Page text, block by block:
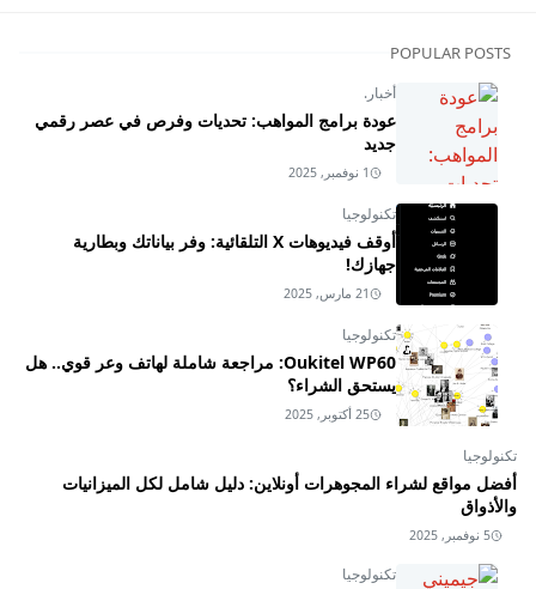
POPULAR POSTS
أخبار.
عودة برامج المواهب: تحديات وفرص في عصر رقمي
جديد
1 نوفمبر, 2025
تكنولوجيا
أوقف فيديوهات X التلقائية: وفر بياناتك وبطارية
جهازك!
21 مارس, 2025
تكنولوجيا
Oukitel WP60: مراجعة شاملة لهاتف وعر قوي.. هل
يستحق الشراء؟
25 أكتوبر, 2025
تكنولوجيا
أفضل مواقع لشراء المجوهرات أونلاين: دليل شامل لكل الميزانيات
والأذواق
5 نوفمبر, 2025
تكنولوجيا